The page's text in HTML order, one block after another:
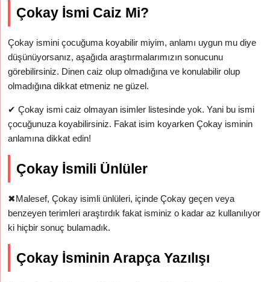
Çokay İsmi Caiz Mi?
Çokay ismini çocuğuma koyabilir miyim, anlamı uygun mu diye
düşünüyorsanız, aşağıda araştırmalarımızın sonucunu
görebilirsiniz. Dinen caiz olup olmadığına ve konulabilir olup
olmadığına dikkat etmeniz ne güzel.
✔ Çokay ismi caiz olmayan isimler listesinde yok. Yani bu ismi
çocuğunuza koyabilirsiniz. Fakat isim koyarken Çokay isminin
anlamına dikkat edin!
Çokay İsmili Ünlüler
✖Malesef, Çokay isimli ünlüleri, içinde Çokay geçen veya
benzeyen terimleri araştırdık fakat isminiz o kadar az kullanılıyor
ki hiçbir sonuç bulamadık.
Çokay İsminin Arapça Yazılışı